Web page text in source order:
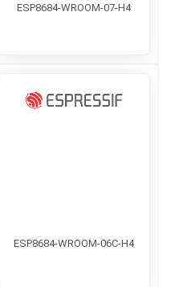
ESP8684-WROOM-07-H4
ESP8684-WROOM-06C-H4